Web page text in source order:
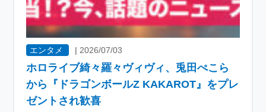
エンタメ |2026/07/03
ホロライブ綺々羅々ヴィヴィ、兎田ぺこら
から『ドラゴンボールZ KAKAROT』をプレ
ゼントされ歓喜